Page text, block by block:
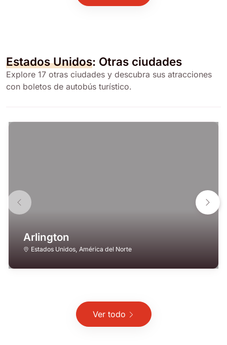
Estados Unidos: Otras ciudades
Explore 17 otras ciudades y descubra sus atracciones
con boletos de autobús turístico.
Arlington
Estados Unidos, América del Norte
Ver todo